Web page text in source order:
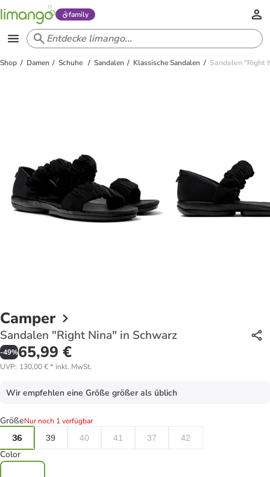
family
Shop Damen Schuhe Sandalen Klassische Sandalen Sandalen "Right
Camper
Sandalen "Right Nina" in Schwarz
-49%65,99 €
UVP: 130,00 €* inkl. MwSt.
Wir empfehlen eine Größe größer als üblich
GrößeNur noch 1 verfügbar
36
39 40 41 37 42
Color